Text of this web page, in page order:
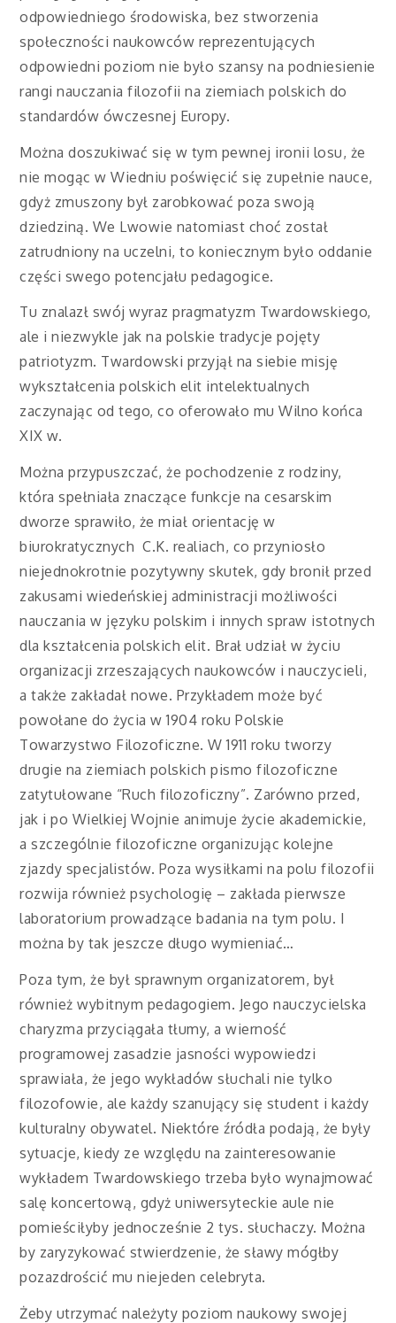
odpowiedniego środowiska, bez stworzenia
społeczności naukowców reprezentujących
odpowiedni poziom nie było szansy na podniesienie
rangi nauczania filozofii na ziemiach polskich do
standardów ówczesnej Europy.
Można doszukiwać się w tym pewnej ironii losu, że
nie mogąc w Wiedniu poświęcić się zupełnie nauce,
gdyż zmuszony był zarobkować poza swoją
dziedziną. We Lwowie natomiast choć został
zatrudniony na uczelni, to koniecznym było oddanie
części swego potencjału pedagogice.
Tu znalazł swój wyraz pragmatyzm Twardowskiego,
ale i niezwykle jak na polskie tradycje pojęty
patriotyzm. Twardowski przyjął na siebie misję
wykształcenia polskich elit intelektualnych
zaczynając od tego, co oferowało mu Wilno końca
XIX w.
Można przypuszczać, że pochodzenie z rodziny,
która spełniała znaczące funkcje na cesarskim
dworze sprawiło, że miał orientację w
biurokratycznych C.K. realiach, co przyniosło
niejednokrotnie pozytywny skutek, gdy bronił przed
zakusami wiedeńskiej administracji możliwości
nauczania w języku polskim i innych spraw istotnych
dla kształcenia polskich elit. Brał udział w życiu
organizacji zrzeszających naukowców i nauczycieli,
a także zakładał nowe. Przykładem może być
powołane do życia w 1904 roku Polskie
Towarzystwo Filozoficzne. W 1911 roku tworzy
drugie na ziemiach polskich pismo filozoficzne
zatytułowane “Ruch filozoficzny”. Zarówno przed,
jak i po Wielkiej Wojnie animuje życie akademickie,
a szczególnie filozoficzne organizując kolejne
zjazdy specjalistów. Poza wysiłkami na polu filozofii
rozwija również psychologię – zakłada pierwsze
laboratorium prowadzące badania na tym polu. I
można by tak jeszcze długo wymieniać…
Poza tym, że był sprawnym organizatorem, był
również wybitnym pedagogiem. Jego nauczycielska
charyzma przyciągała tłumy, a wierność
programowej zasadzie jasności wypowiedzi
sprawiała, że jego wykładów słuchali nie tylko
filozofowie, ale każdy szanujący się student i każdy
kulturalny obywatel. Niektóre źródła podają, że były
sytuacje, kiedy ze względu na zainteresowanie
wykładem Twardowskiego trzeba było wynajmować
salę koncertową, gdyż uniwersyteckie aule nie
pomieściłyby jednocześnie 2 tys. słuchaczy. Można
by zaryzykować stwierdzenie, że sławy mógłby
pozazdrościć mu niejeden celebryta.
Żeby utrzymać należyty poziom naukowy swojej